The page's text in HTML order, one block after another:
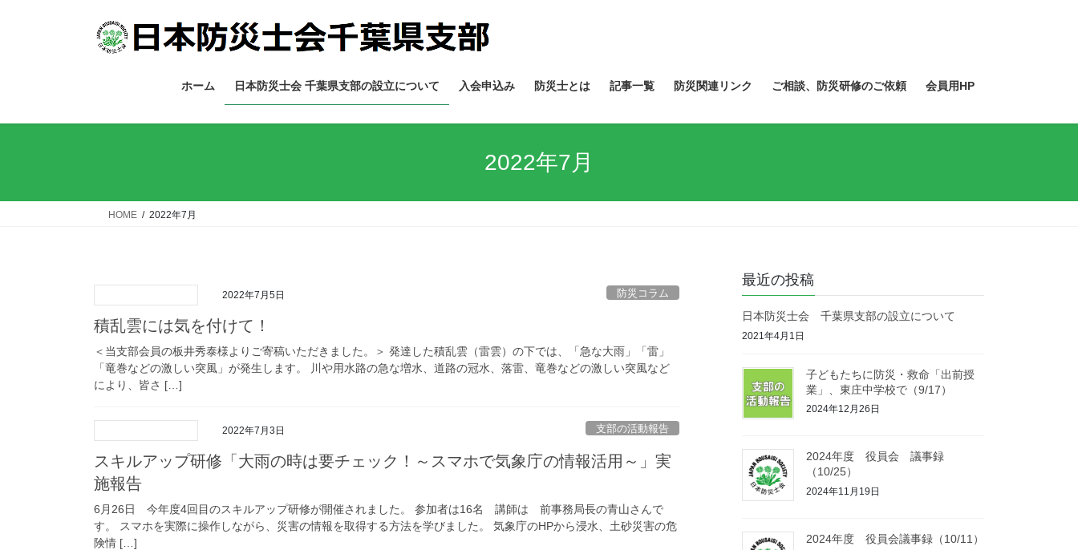
ス
ン
ホーム 日本防災士会 千葉県支部の設立について 入会申込み 防災士とは 記事一覧 防災関連リンク ご相談、防災研修のご依頼 会員用HP
2022年7月
HOME 2022年7月
2022年7月5日 防災コラム
積乱雲には気を付けて！
＜当支部会員の板井秀泰様よりご寄稿いただきました。＞ 発達した積乱雲（雷雲）の下では、「急な大雨」「雷」
「竜巻などの激しい突風」が発生します。 川や用水路の急な増水、道路の冠水、落雷、竜巻などの激しい突風など
により、皆さ […]
2022年7月3日 支部の活動報告
スキルアップ研修「大雨の時は要チェック！～スマホで気象庁の情報活用～」実
施報告
6月26日 今年度4回目のスキルアップ研修が開催されました。 参加者は16名 講師は 前事務局長の青山さんで
す。 スマホを実際に操作しながら、災害の情報を取得する方法を学びました。 気象庁のHPから浸水、土砂災害の危
険情 […]
最近の投稿
日本防災士会 千葉県支部の設立について
2021年4月1日
子どもたちに防災・救命「出前授
業」、東庄中学校で（9/17）
2024年12月26日
2024年度 役員会 議事録
（10/25）
2024年11月19日
2024年度 役員会議事録（10/11）